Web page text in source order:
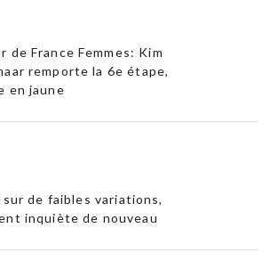
de France Femmes: Kim
remporte la 6e étape,
en jaune
sur de faibles variations,
inquiète de nouveau